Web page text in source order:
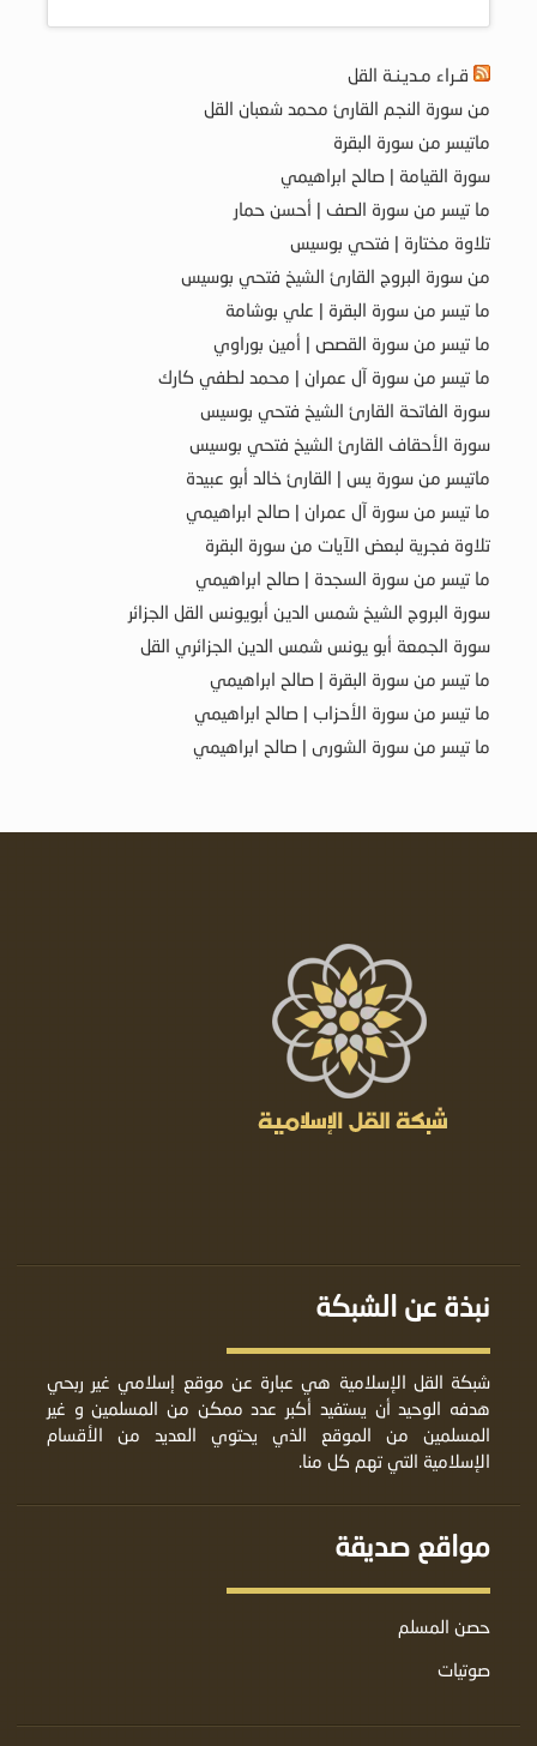
قـراء مـديـنـة القل
من سورة النجم القارئ محمد شعبان القل
ماتيسر من سورة البقرة
سورة القيامة | صالح ابراهيمي
ما تيسر من سورة الصف | أحسن حمار
تلاوة مختارة | فتحي بوسيس
من سورة البروج القارئ الشيخ فتحي بوسيس
ما تيسر من سورة البقرة | علي بوشامة
ما تيسر من سورة القصص | أمين بوراوي
ما تيسر من سورة آل عمران | محمد لطفي كارك
سورة الفاتحة القارئ الشيخ فتحي بوسيس
سورة الأحقاف القارئ الشيخ فتحي بوسيس
ماتيسر من سورة يس | القارئ خالد أبو عبيدة
ما تيسر من سورة آل عمران | صالح ابراهيمي
تلاوة فجرية لبعض الآيات من سورة البقرة
ما تيسر من سورة السجدة | صالح ابراهيمي
سورة البروج الشيخ شمس الدين أبويونس القل الجزائر
سورة الجمعة أبو يونس شمس الدين الجزائري القل
ما تيسر من سورة البقرة | صالح ابراهيمي
ما تيسر من سورة الأحزاب | صالح ابراهيمي
ما تيسر من سورة الشورى | صالح ابراهيمي
نبذة عن الشبكة
شبكة القل الإسلامية هي عبارة عن موقع إسلامي غير ربحي
هدفه الوحيد أن يستفيد أكبر عدد ممكن من المسلمين و غير
المسلمين من الموقع الذي يحتوي العديد من الأقسام
الإسلامية التي تهم كل منا.
مواقع صديقة
حصن المسلم
صوتيات